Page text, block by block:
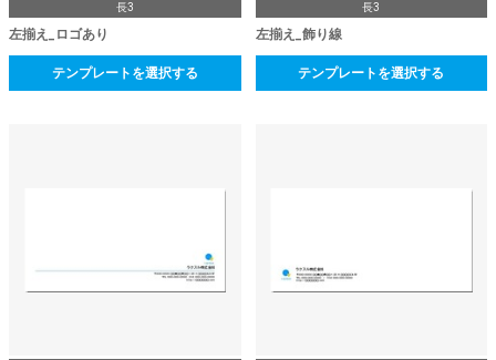
長3
左揃え_ロゴあり
テンプレートを選択する
長3
左揃え_飾り線
テンプレートを選択する